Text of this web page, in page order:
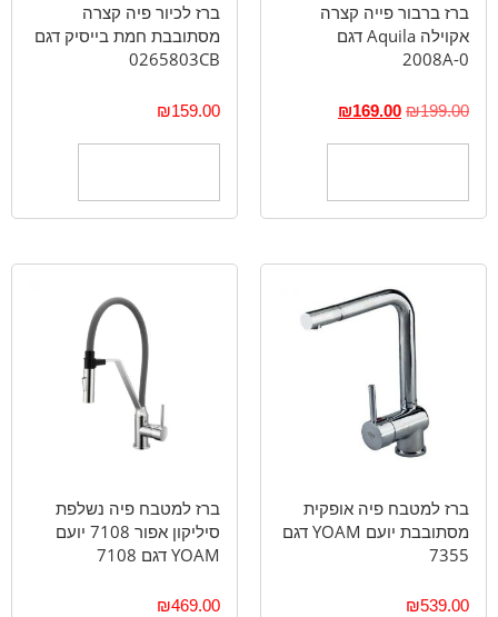
ברז ברבור פייה קצרה
אקוילה Aquila דגם
2008A-0
₪199.00
₪169.00
‏ברז לכיור פיה קצרה
מסתובבת חמת בייסיק ‏דגם
0265803CB
₪159.00
ברז למטבח פיה אופקית
מסתובבת יועם YOAM דגם
7355
₪539.00
ברז למטבח פיה נשלפת
סיליקון אפור 7108 יועם
YOAM דגם 7108
₪469.00